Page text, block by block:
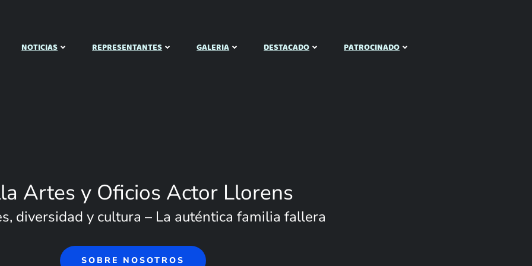
NOTICIAS REPRESENTANTES GALERIA DESTACADO PATROCINADO
Artes y Oficios Actor Llorens
diversidad y cultura – La auténtica familia fallera
SOBRE NOSOTROS